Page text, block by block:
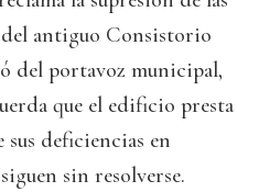
antiguo Consistorio
del portavoz municipal,
que el edificio presta
deficiencias en
sin resolverse.